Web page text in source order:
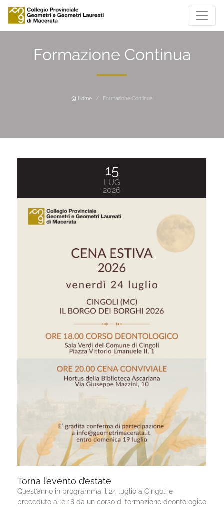
Formazione Continua
Home Formazione Continua
Torna l’evento d’estate
Quest’anno in programma il 24 luglio a Cingoli e
preceduto alle 18 da un corso di formazione deontologico
15
LUG
2026